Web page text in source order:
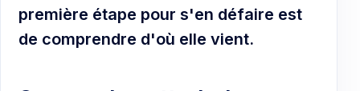
première étape pour s'en défaire est
de comprendre d'où elle vient.